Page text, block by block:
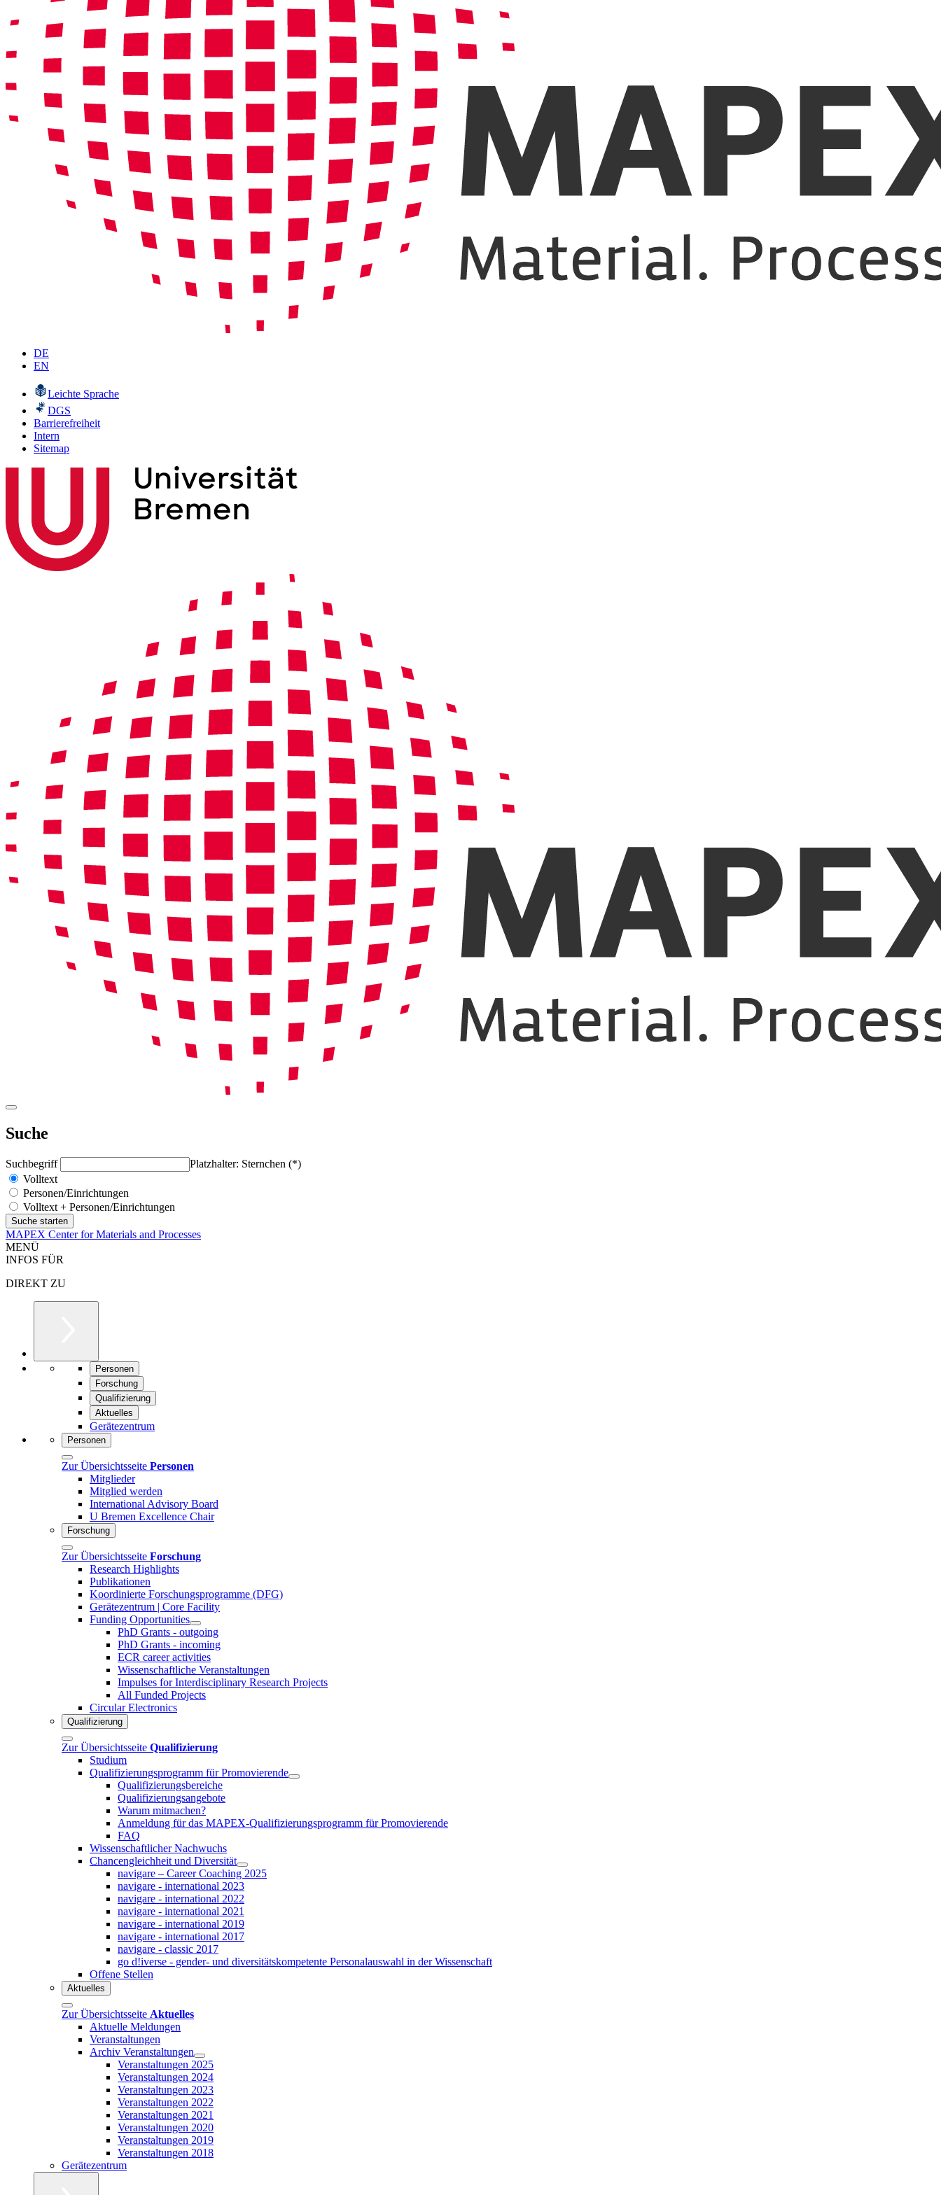
DE
EN
Leichte Sprache
DGS
Barrierefreiheit
Intern
Sitemap
Suche
Suchbegriff
Platzhalter: Sternchen (*)
Volltext
Personen/Einrichtungen
Volltext + Personen/Einrichtungen
MAPEX Center for Materials and Processes
MENÜ
INFOS FÜR
DIREKT ZU
Personen
Forschung
Qualifizierung
Aktuelles
Gerätezentrum
Personen
Zur Übersichtsseite Personen
Mitglieder
Mitglied werden
International Advisory Board
U Bremen Excellence Chair
Forschung
Zur Übersichtsseite Forschung
Research Highlights
Publikationen
Koordinierte Forschungsprogramme (DFG)
Gerätezentrum | Core Facility
Funding Opportunities
PhD Grants - outgoing
PhD Grants - incoming
ECR career activities
Wissenschaftliche Veranstaltungen
Impulses for Interdisciplinary Research Projects
All Funded Projects
Circular Electronics
Qualifizierung
Zur Übersichtsseite Qualifizierung
Studium
Qualifizierungsprogramm für Promovierende
Qualifizierungsbereiche
Qualifizierungsangebote
Warum mitmachen?
Anmeldung für das MAPEX-Qualifizierungsprogramm für Promovierende
FAQ
Wissenschaftlicher Nachwuchs
Chancengleichheit und Diversität
navigare – Career Coaching 2025
navigare - international 2023
navigare - international 2022
navigare - international 2021
navigare - international 2019
navigare - international 2017
navigare - classic 2017
go d!iverse - gender- und diversitätskompetente Personalauswahl in der Wissenschaft
Offene Stellen
Aktuelles
Zur Übersichtsseite Aktuelles
Aktuelle Meldungen
Veranstaltungen
Archiv Veranstaltungen
Veranstaltungen 2025
Veranstaltungen 2024
Veranstaltungen 2023
Veranstaltungen 2022
Veranstaltungen 2021
Veranstaltungen 2020
Veranstaltungen 2019
Veranstaltungen 2018
Gerätezentrum